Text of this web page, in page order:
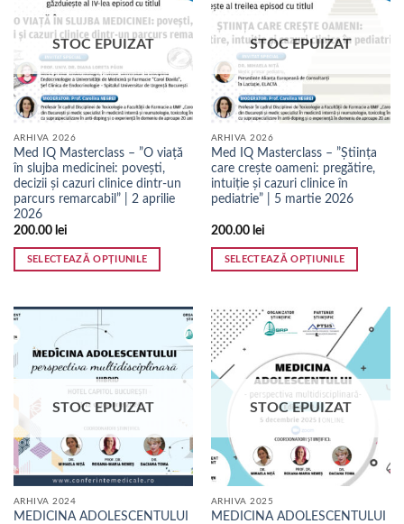
variații.
Opțiunile
fi
alese
în
pagina
produsului.
variații.
Opțiunile
pot
alese
în
pagina
produsului.
STOC EPUIZAT
ARHIVA 2026
Med IQ Masterclass – ”O viață
în slujba medicinei: povești,
decizii și cazuri clinice dintr-un
parcurs remarcabil” | 2 aprilie
2026
200.00 lei
SELECTEAZĂ OPȚIUNILE
are
mai
multe
variații.
Opțiunile
pot
fi
alese
în
pagina
produsului.
STOC EPUIZAT
ARHIVA 2026
Med IQ Masterclass – ”Știința
care crește oameni: pregătire,
intuiție și cazuri clinice în
pediatrie” | 5 martie 2026
200.00 lei
SELECTEAZĂ OPȚIUNILE
are
mai
multe
variații.
Opțiunile
alese
pagina
produsului.
STOC EPUIZAT
ARHIVA 2024
MEDICINA ADOLESCENTULUI
STOC EPUIZAT
ARHIVA 2025
MEDICINA ADOLESCENTULUI